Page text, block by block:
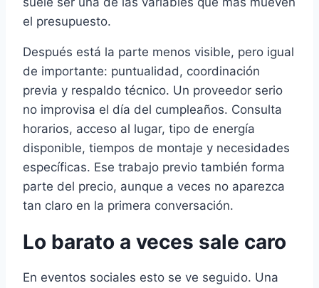
el presupuesto.
Después está la parte menos visible, pero igual
de importante: puntualidad, coordinación
previa y respaldo técnico. Un proveedor serio
no improvisa el día del cumpleaños. Consulta
horarios, acceso al lugar, tipo de energía
disponible, tiempos de montaje y necesidades
específicas. Ese trabajo previo también forma
parte del precio, aunque a veces no aparezca
tan claro en la primera conversación.
Lo barato a veces sale caro
En eventos sociales esto se ve seguido. Una